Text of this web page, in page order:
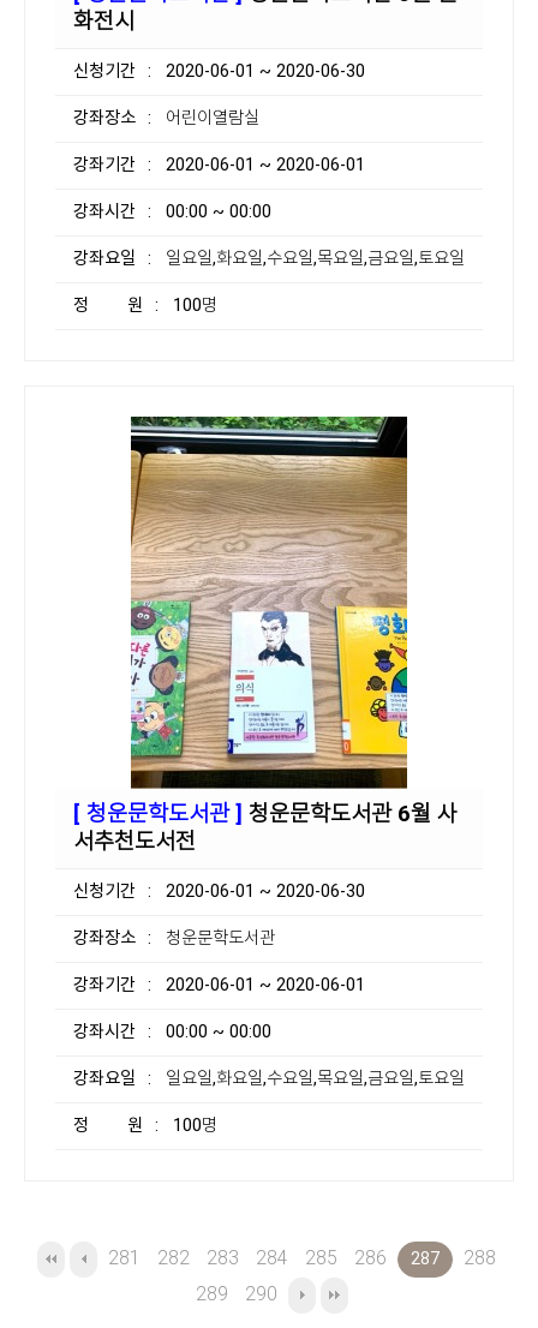
화전시
신청기간 : 2020-06-01 ~ 2020-06-30
강좌장소 : 어린이열람실
강좌기간 : 2020-06-01 ~ 2020-06-01
강좌시간 : 00:00 ~ 00:00
강좌요일 : 일요일,화요일,수요일,목요일,금요일,토요일
정 원 : 100명
[ 청운문학도서관 ] 청운문학도서관 6월 사
서추천도서전
신청기간 : 2020-06-01 ~ 2020-06-30
강좌장소 : 청운문학도서관
강좌기간 : 2020-06-01 ~ 2020-06-01
강좌시간 : 00:00 ~ 00:00
강좌요일 : 일요일,화요일,수요일,목요일,금요일,토요일
정 원 : 100명
281 282 283 284 285 286 287
288
289
290